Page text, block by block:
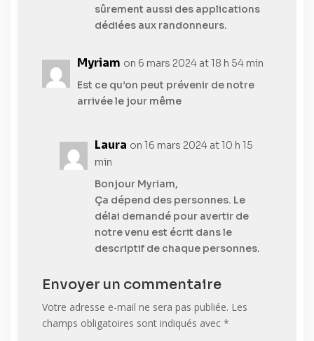
sûrement aussi des applications
dédiées aux randonneurs.
Myriam on 6 mars 2024 at 18 h 54 min
Est ce qu’on peut prévenir de notre
arrivée le jour même
Laura on 16 mars 2024 at 10 h 15
min
Bonjour Myriam,
Ça dépend des personnes. Le
délai demandé pour avertir de
notre venu est écrit dans le
descriptif de chaque personnes.
Envoyer un commentaire
Votre adresse e-mail ne sera pas publiée. Les
champs obligatoires sont indiqués avec *